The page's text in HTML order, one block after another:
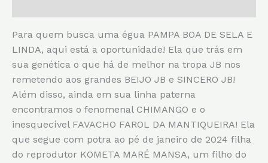
Para quem busca uma égua PAMPA BOA DE SELA E
LINDA, aqui está a oportunidade! Ela que trás em
sua genética o que há de melhor na tropa JB nos
remetendo aos grandes BEIJO JB e SINCERO JB!
Além disso, ainda em sua linha paterna
encontramos o fenomenal CHIMANGO e o
inesquecível FAVACHO FAROL DA MANTIQUEIRA! Ela
que segue com potra ao pé de janeiro de 2024 filha
do reprodutor KOMETA MARÉ MANSA, um filho do